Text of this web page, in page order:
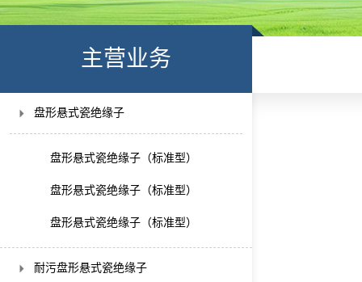
主营业务
盘形悬式瓷绝缘子
盘形悬式瓷绝缘子（标准型）
盘形悬式瓷绝缘子（标准型）
盘形悬式瓷绝缘子（标准型）
耐污盘形悬式瓷绝缘子